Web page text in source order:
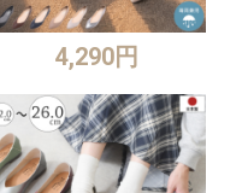
4,290円